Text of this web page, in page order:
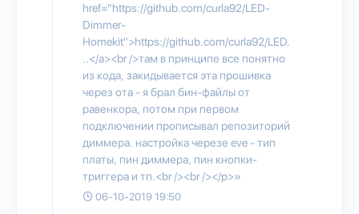
href="https://github.com/curla92/LED-
Dimmer-
Homekit">https://github.com/curla92/LED.
..</a><br />там в принципе все понятно
из кода, закидывается эта прошивка
через ота - я брал бин-файлы от
равенкора, потом при первом
подключении прописывал репозиторий
диммера. настройка черезе eve - тип
платы, пин диммера, пин кнопки-
триггера и тп.<br /><br /></p>»
06-10-2019 19:50